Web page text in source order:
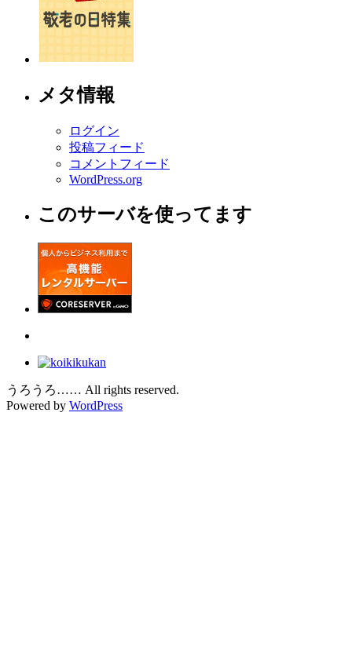
メタ情報
ログイン
投稿フィード
コメントフィード
WordPress.org
このサーバを使ってます
うろうろ…… All rights reserved.
Powered by WordPress